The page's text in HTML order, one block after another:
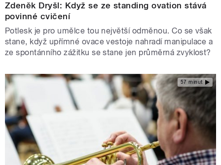
Zdeněk Dryšl: Když se ze standing ovation stává
povinné cvičení
Potlesk je pro umělce tou největší odměnou. Co se však
stane, když upřímné ovace vestoje nahradí manipulace a
ze spontánního zážitku se stane jen průměrná zvyklost?
57 minut